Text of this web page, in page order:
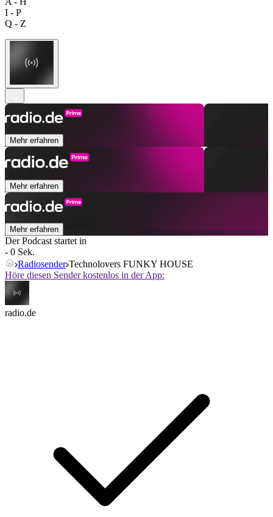
I - P
Q - Z
Mehr erfahren
Mehr erfahren
Mehr erfahren
Der Podcast startet in
- 0 Sek.
Radiosender Technolovers FUNKY HOUSE
Höre diesen Sender kostenlos in der App:
radio.de